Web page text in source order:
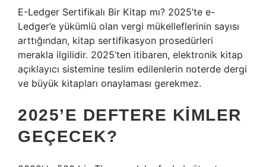
E-Ledger Sertifikalı Bir Kitap mı? 2025’te e-
Ledger’e yükümlü olan vergi mükelleflerinin sayısı
arttığından, kitap sertifikasyon prosedürleri
merakla ilgilidir. 2025’ten itibaren, elektronik kitap
açıklayıcı sistemine teslim edilenlerin noterde dergi
ve büyük kitapları onaylaması gerekmez.
2025’E DEFTERE KIMLER
GEÇECEK?